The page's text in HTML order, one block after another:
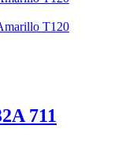
711